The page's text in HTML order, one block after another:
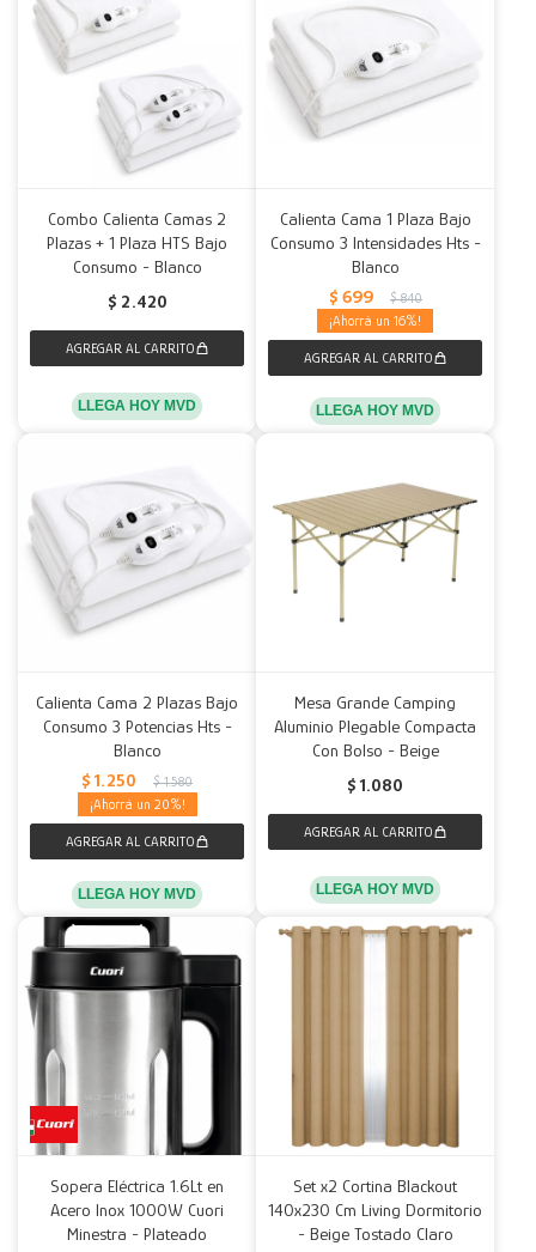
Combo Calienta Camas 2
Plazas + 1 Plaza HTS Bajo
Consumo - Blanco
$ 2.420
LLEGA HOY MVD
Calienta Cama 1 Plaza Bajo
Consumo 3 Intensidades Hts -
Blanco
$ 699 $ 840
16
LLEGA HOY MVD
Calienta Cama 2 Plazas Bajo
Consumo 3 Potencias Hts -
Blanco
$ 1.250 $ 1.580
20
LLEGA HOY MVD
Mesa Grande Camping
Aluminio Plegable Compacta
Con Bolso - Beige
$ 1.080
LLEGA HOY MVD
Sopera Eléctrica 1.6Lt en
Acero Inox 1000W Cuori
Minestra - Plateado
Set x2 Cortina Blackout
140x230 Cm Living Dormitorio
- Beige Tostado Claro